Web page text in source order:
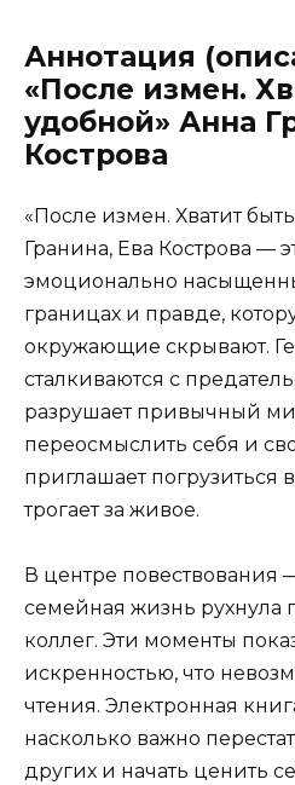
Аннотация
«После измен.
удобной» Анна
Кострова
«После измен. Хватит
Гранина, Ева Кострова —
эмоционально
границах и правде,
окружающие скрывают.
сталкиваются с
разрушает привычный
переосмыслить себя и
приглашает погрузиться
трогает за живое.
В центре повествования
семейная жизнь рухнула
коллег. Эти моменты
искренностью, что
чтения. Электронная
насколько важно
других и начать ценить